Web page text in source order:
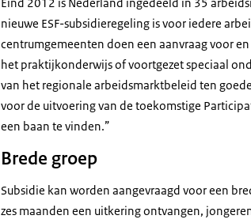
nieuwe ESF-subsidieregeling is voor iedere
centrumgemeenten doen een aanvraag voor
het praktijkonderwijs of voortgezet speciaal
van het regionale arbeidsmarktbeleid ten
voor de uitvoering van de toekomstige
een baan te vinden.”
Brede groep
Subsidie kan worden aangevraagd voor een
zes maanden een uitkering ontvangen,